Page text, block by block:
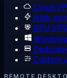
Cloud
High-
GPU VPS
Custom